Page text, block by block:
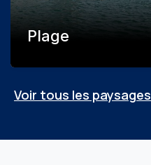
Plage
Voir tous les paysages